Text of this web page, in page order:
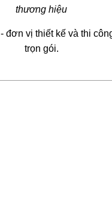
thương hiệu
- đơn vị thiết kế và thi
trọn gói.
HOÀNG NGỌC